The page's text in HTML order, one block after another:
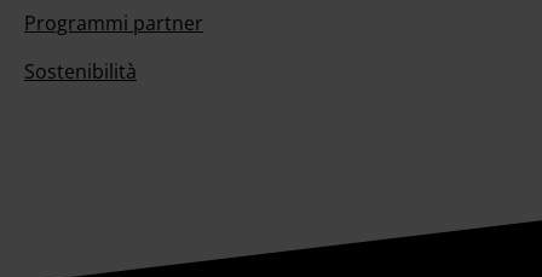
Programmi partner
Sostenibilità